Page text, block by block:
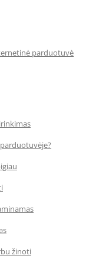
parduotuvė
žinoti